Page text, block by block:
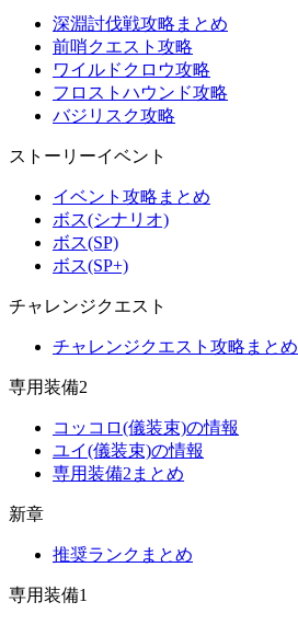
深淵討伐戦攻略まとめ
前哨クエスト攻略
ワイルドクロウ攻略
フロストハウンド攻略
バジリスク攻略
ストーリーイベント
イベント攻略まとめ
ボス(シナリオ)
ボス(SP)
ボス(SP+)
チャレンジクエスト
チャレンジクエスト攻略まとめ
専用装備2
コッコロ(儀装束)の情報
ユイ(儀装束)の情報
専用装備2まとめ
新章
推奨ランクまとめ
専用装備1